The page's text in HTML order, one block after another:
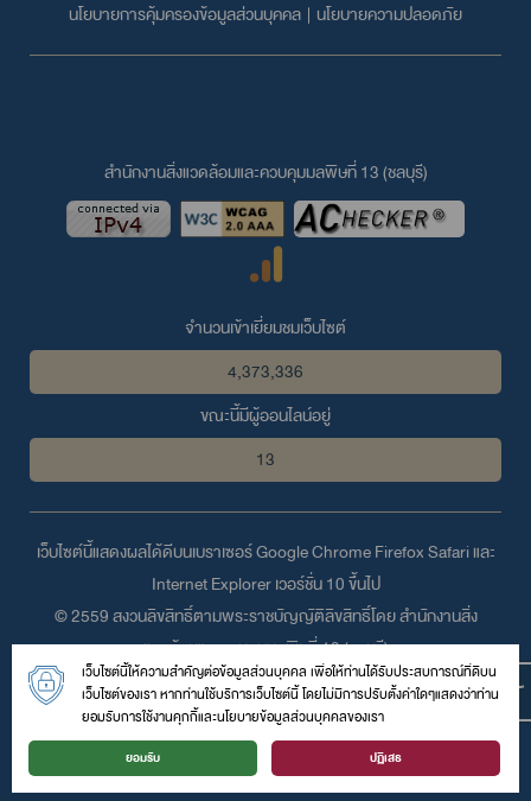
นโยบายการคุ้มครองข้อมูลส่วนบุคคล | นโยบายความปลอดภัย
สำนักงานสิ่งแวดล้อมและควบคุมมลพิษที่ 13 (ชลบุรี)
จำนวนเข้าเยี่ยมชมเว็บไซต์
4,373,336
ขณะนี้มีผู้ออนไลน์อยู่
13
เว็บไซต์นี้แสดงผลได้ดีบนเบราเซอร์Google ChromeFirefoxSafariและ
Internet Explorerเวอร์ชั่น 10 ขึ้นไป
© 2559 สงวนลิขสิทธิ์ตามพระราชบัญญัติลิขสิทธิ์โดย สำนักงานสิ่ง
แวดล้อมและควบคุมมลพิษที่ 13 (ชลบุรี)
เลขที่ 31/2 หมู่ 4 ถนนพระยาสัจจา ตำบลบ้านสวน อำเภอเมือง จังหวัด
ชลบุรี 20000
โทรศัพท์ :038-282381| โทรสาร : 038-282381 | อีเมล์ :
epo13@pcd.go.th
เว็บไซต์นี้ให้ความสำคัญต่อข้อมูลส่วนบุคคล เพื่อให้ท่านได้รับประสบการณ์ที่ดีบน
เว็บไซต์ของเรา หากท่านใช้บริการเว็บไซต์นี้ โดยไม่มีการปรับตั้งค่าใดๆแสดงว่าท่าน
ยอมรับการใช้งานคุกกี้และนโยบายข้อมูลส่วนบุคคลของเรา
ยอมรับ ปฏิเสธ